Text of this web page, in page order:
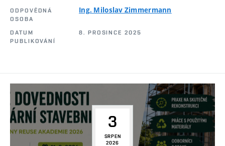
ODPOVĚDNÁ
OSOBA
Ing. Miloslav Zimmermann
DATUM
PUBLIKOVÁNÍ
8. PROSINCE 2025
3
SRPEN
2026